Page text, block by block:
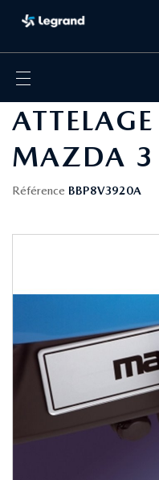
MAZDA 3
Référence BBP8V3920A